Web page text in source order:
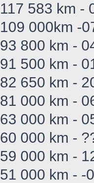
117 583 km -
109 000km -
93 800 km -
91 500 km -
82 650 km -
81 000 km -
63 000 km -
60 000 km -
59 000 km -
51 000 km - -